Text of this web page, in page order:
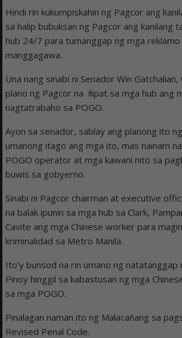
Hindi rin kukumpiskahin ng Pagcor ang
sa halip bubuksan ng Pagcor ang kanilang
hub 24/7 para tumanggap ng mga
manggagawa.
Una nang sinabi ni Senador Win
plano ng Pagcor na ilipat sa mga hub ang
nagtatrabaho sa POGO.
Ayon sa senador, sablay ang planong ito
umanong itago ang mga ito, mas nainam
POGO operator at mga kawani nito sa
buwis sa gobyerno.
Sinabi ni Pagcor chairman at executive
na balak ipunin sa mga hub sa Clark,
Cavite ang mga Chinese worker para
kriminalidad sa Metro Manila.
Ito’y bunsod na rin umano ng
Pinoy hinggil sa kabastusan ng mga
sa mga POGO.
Pinalagan naman ito ng Mala­cañang sa
Revised Penal Code.